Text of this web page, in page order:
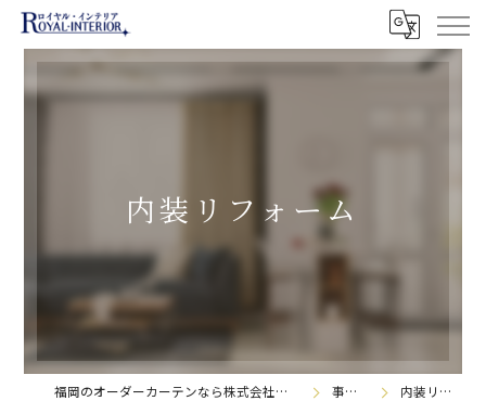
内装リフォーム
福岡のオーダーカーテンなら株式会社ロイヤル・インテリア 事業内容 内装リフォーム